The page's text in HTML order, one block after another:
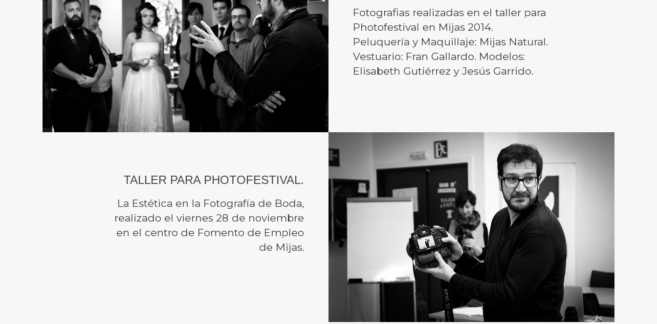
Fotografias realizadas en el taller para
Photofestival en Mijas 2014.
Peluquería y Maquillaje: Mijas Natural.
Vestuario: Fran Gallardo. Modelos:
Elisabeth Gutiérrez y Jesús Garrido.
TALLER PARA PHOTOFESTIVAL.
La Estética en la Fotografía de Boda,
realizado el viernes 28 de noviembre
en el centro de Fomento de Empleo
de Mijas.